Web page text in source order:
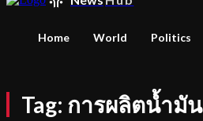
Home World Politics
Tag: การผลิตน้ำมัน